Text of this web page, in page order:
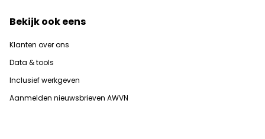
Bekijk ook eens
Klanten over ons
Data & tools
Inclusief werkgeven
Aanmelden nieuwsbrieven AWVN